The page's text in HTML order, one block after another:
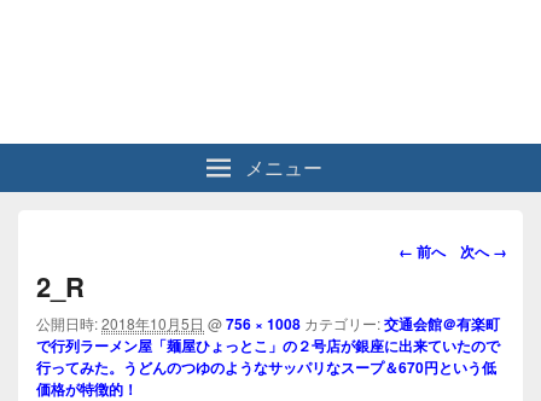
メニュー
画
ビ
ゲ
ー
← 前へ 次へ →
2_R
公開日時:2018年10月5日 @756 × 1008 カテゴリー:交通会館＠有楽町
で行列ラーメン屋「麺屋ひょっとこ」の２号店が銀座に出来ていたので
行ってみた。うどんのつゆのようなサッパリなスープ＆670円という低
価格が特徴的！